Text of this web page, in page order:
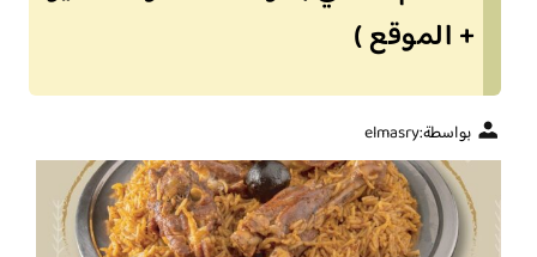
+ الموقع )
بواسطة:elmasry